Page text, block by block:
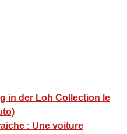
in der Loh Collection le
: Une voiture